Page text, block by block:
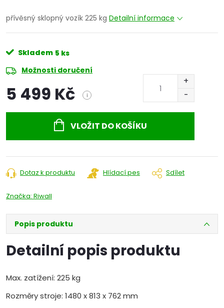
přívěsný sklopný vozík 225 kg Detailní informace
Skladem 5 ks
Možnosti doručení
5 499 Kč i
VLOŽIT DO KOŠÍKU
Dotaz k produktu Hlídací pes Sdílet
Značka: Riwall
Popis produktu
Detailní popis produktu
Max. zatížení: 225 kg
Rozměry stroje: 1480 x 813 x 762 mm